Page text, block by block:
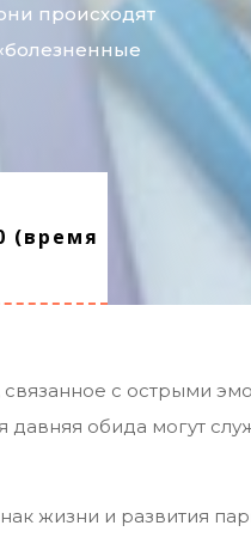
происходят
(время
с острыми
давняя обида могут
жизни и развития